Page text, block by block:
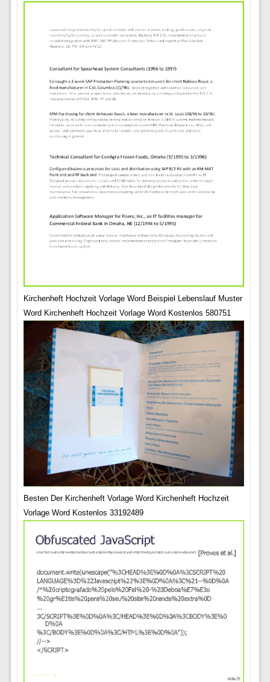
Kirchenheft Hochzeit Vorlage Word Beispiel Lebenslauf Muster
Word Kirchenheft Hochzeit Vorlage Word Kostenlos 580751
Besten Der Kirchenheft Vorlage Word Kirchenheft Hochzeit
Vorlage Word Kostenlos 33192489